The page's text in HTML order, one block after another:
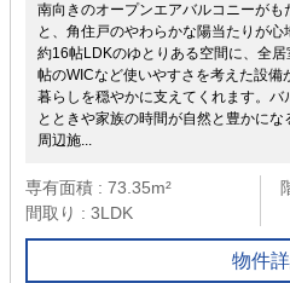
南向きのオープンエアバルコニーがも
と、角住戸のやわらかな陽当たりが心
約16帖LDKのゆとりある空間に、全居
帖のWICなど使いやすさを考えた設備
暮らしを穏やかに支えてくれます。バ
とときや家族の時間が自然と豊かにな
周辺施...
専有面積 : 73.35m²
間取り : 3LDK
物件